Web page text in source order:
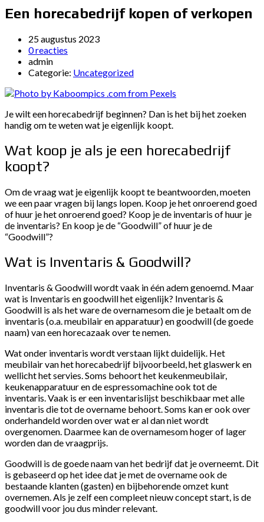
Een horecabedrijf kopen of verkopen
25 augustus 2023
0 reacties
admin
Categorie: Uncategorized
Je wilt een horecabedrijf beginnen? Dan is het bij het zoeken
handig om te weten wat je eigenlijk koopt.
Wat koop je als je een horecabedrijf
koopt?
Om de vraag wat je eigenlijk koopt te beantwoorden, moeten
we een paar vragen bij langs lopen. Koop je het onroerend goed
of huur je het onroerend goed? Koop je de inventaris of huur je
de inventaris? En koop je de “Goodwill” of huur je de
“Goodwill”?
Wat is Inventaris & Goodwill?
Inventaris & Goodwill wordt vaak in één adem genoemd. Maar
wat is Inventaris en goodwill het eigenlijk? Inventaris &
Goodwill is als het ware de overnamesom die je betaalt om de
inventaris (o.a. meubilair en apparatuur) en goodwill (de goede
naam) van een horecazaak over te nemen.
Wat onder inventaris wordt verstaan lijkt duidelijk. Het
meubilair van het horecabedrijf bijvoorbeeld, het glaswerk en
wellicht het servies. Soms behoort het keukenmeubilair,
keukenapparatuur en de espressomachine ook tot de
inventaris. Vaak is er een inventarislijst beschikbaar met alle
inventaris die tot de overname behoort. Soms kan er ook over
onderhandeld worden over wat er al dan niet wordt
overgenomen. Daarmee kan de overnamesom hoger of lager
worden dan de vraagprijs.
Goodwill is de goede naam van het bedrijf dat je overneemt. Dit
is gebaseerd op het idee dat je met de overname ook de
bestaande klanten (gasten) en bijbehorende omzet kunt
overnemen. Als je zelf een compleet nieuw concept start, is de
goodwill voor jou dus minder relevant.